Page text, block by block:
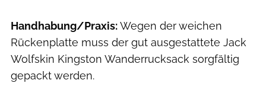
Handhabung/Praxis:Wegen der weichen
Rückenplatte muss der gut ausgestattete Jack
Wolfskin Kingston Wanderrucksack sorgfältig
gepackt werden.